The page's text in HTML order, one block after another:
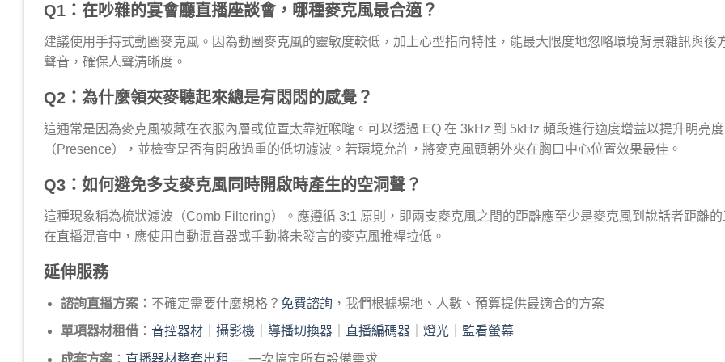
Q1：在吵雜的宴會廳直播座談會，哪種麥克風最合適？
建議使用手持式動圈麥克風。因為動圈麥克風的靈敏度較低，加上心型指向特性，能最大限度地忽略環境背景雜訊與後
聲音，確保人聲清晰度。
Q2：為什麼領夾麥聽起來總是有悶悶的感覺？
這通常是因為麥克風被藏在衣服內層或位置太靠近喉嚨。可以透過 EQ 在 3kHz 到 5kHz 頻段進行適度增益以提升明亮度
（Presence），並檢查是否有開啟過重的低切濾波。若環境允許，將麥克風頭朝外夾在胸口中心位置效果最佳。
Q3：如何避免多支麥克風同時開啟時產生的空洞聲？
這種現象稱為梳狀濾波（Comb Filtering）。應遵循 3:1 原則，即兩支麥克風之間的距離應至少是麥克風到說話者距離的
在直播混音中，應使用自動混音器或手動將未發言的麥克風推桿拉低。
延伸服務
諮詢直播方案：不確定需要什麼規格？ 免費諮詢 ，我們根據場地、人數、預算提供最適合的方案
單項器材租借： 音控器材｜ 攝影機 導播切換器｜ 直播編碼器｜ 燈光｜ 監看螢幕
成套方案： 直播器材整套出租 — 一次搞定所有設備需求